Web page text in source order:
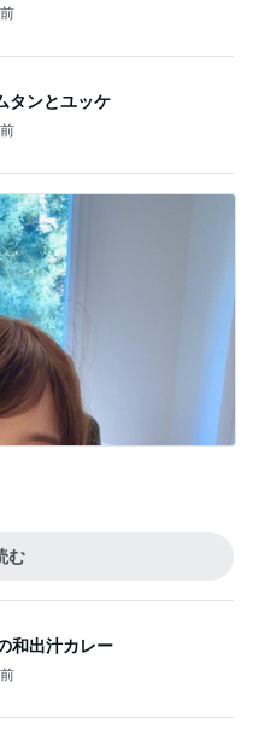
タンとユッケ
む
和出汁カレー